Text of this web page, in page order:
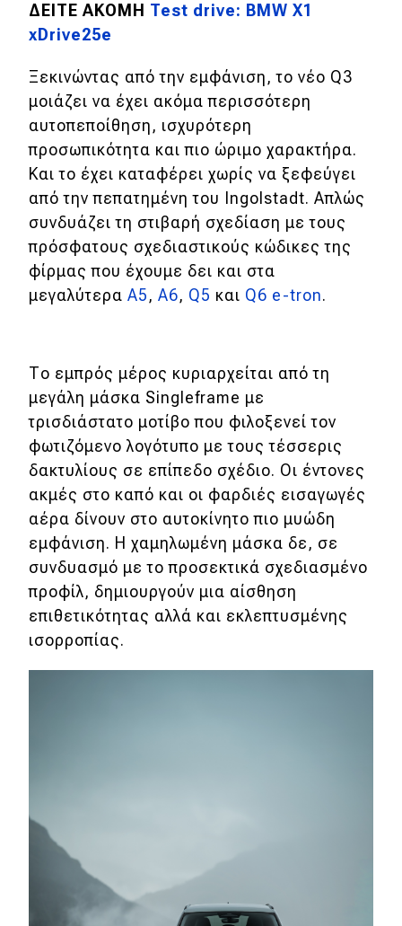
ΚΤΕΟ
eDRIVE
DRIVE USED
ΔΕΙΤΕ ΑΚΟΜΗ Test drive: BMW X1
xDrive25e
Ξεκινώντας από την εμφάνιση, το νέο Q3
μοιάζει να έχει ακόμα περισσότερη
αυτοπεποίθηση, ισχυρότερη
προσωπικότητα και πιο ώριμο χαρακτήρα.
Και το έχει καταφέρει χωρίς να ξεφεύγει
από την πεπατημένη του Ingolstadt. Απλώς
συνδυάζει τη στιβαρή σχεδίαση με τους
πρόσφατους σχεδιαστικούς κώδικες της
φίρμας που έχουμε δει και στα
μεγαλύτερα A5, A6, Q5 και Q6 e-tron.
Το εμπρός μέρος κυριαρχείται από τη
μεγάλη μάσκα Singleframe με
τρισδιάστατο μοτίβο που φιλοξενεί τον
φωτιζόμενο λογότυπο με τους τέσσερις
δακτυλίους σε επίπεδο σχέδιο. Οι έντονες
ακμές στο καπό και οι φαρδιές εισαγωγές
αέρα δίνουν στο αυτοκίνητο πιο μυώδη
εμφάνιση. Η χαμηλωμένη μάσκα δε, σε
συνδυασμό με το προσεκτικά σχεδιασμένο
προφίλ, δημιουργούν μια αίσθηση
επιθετικότητας αλλά και εκλεπτυσμένης
ισορροπίας.